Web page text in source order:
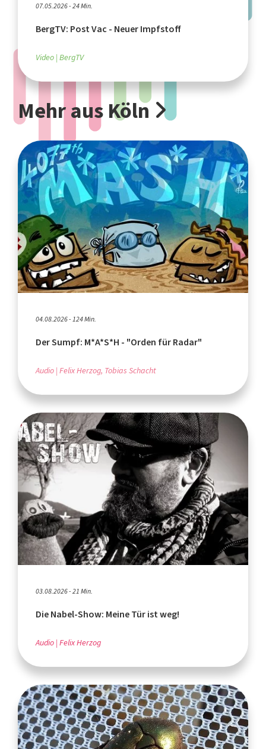
07.05.2026 - 24 Min.
BergTV: Post Vac - Neuer Impfstoff
Video BergTV
Mehr aus Köln
04.08.2026 - 124 Min.
Der Sumpf: M*A*S*H - "Orden für Radar"
Audio Felix Herzog, Tobias Schacht
03.08.2026 - 21 Min.
Die Nabel-Show: Meine Tür ist weg!
Audio Felix Herzog